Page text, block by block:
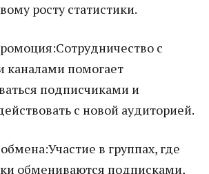
росту статистики.
с
каналами помогает
подписчиками и
с новой аудиторией.
в группах, где
обмениваются подписками,